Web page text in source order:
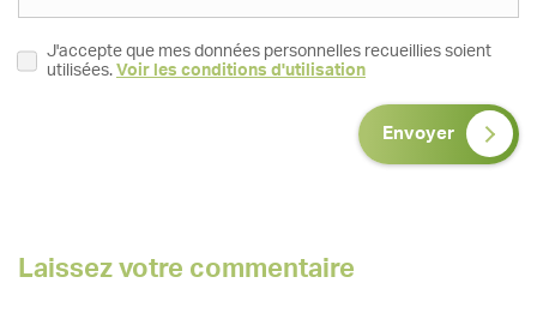
J'accepte que mes données personnelles recueillies soient
utilisées. Voir les conditions d'utilisation
Envoyer
Laissez votre commentaire